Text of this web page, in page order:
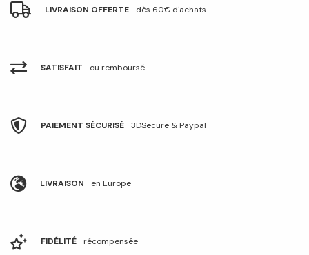
LIVRAISON OFFERTE dès 60€ d'achats
SATISFAIT ou remboursé
PAIEMENT SÉCURISÉ 3DSecure & Paypal
LIVRAISON en Europe
FIDÉLITÉ récompensée